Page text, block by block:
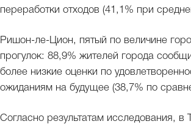
переработки отходов (41,1% при
Ришон-ле-Цион, пятый по величине
прогулок: 88,9% жителей города
более низкие оценки по
ожиданиям на будущее (38,7% по
Согласно результатам исследования,